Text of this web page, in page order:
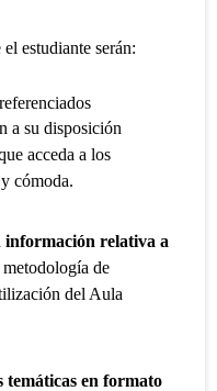
estudiante serán:
a su disposición
acceda a los
cómoda.
información relativa a
metodología de
del Aula
temáticas en formato